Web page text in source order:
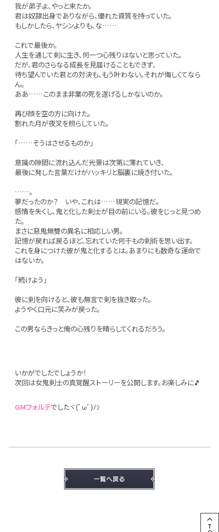
我が弟子よ、やっと来たか。
君は奴隷出身でありながら、優れた資質を持っていた。
もしかしたら、ヤシンよりも、な……
これで最後か。
人生を通して剣に生き、何一つ心残りはないと思っていた。
だが、君のさらなる成長を見届けることもできず、
待ち望んでいた君との対決も、もう叶わない。それが悔しくてなら
ん。
ああ……このまま非業の死を遂げるしかないのか。
再び顔を空の方に向けた。
割れた月が夜叉を照らしていた。
「……そうはさせるものか」
意識の隙間に流れ込んだ光景は次第に薄れていき、
最後に発した言葉だけがハッキリと脳裏に焼き付いた。
……。
夢だったのか？ いや、これは……現実の記憶だ。
感情を失くし、鬼と化した剣士が目の前にいる。彼をじっと見つめ
た。
まさに惡鬼無雙の異名に相応しい男。
記憶が戻れば戻るほど、忘れていた何千もの剣術を思い出す。
これを身につけた彼が鬼と化するとは。あまりにも数奇な運命で
はないか。
「続けよう」
彼に剣を向けると、彼も無言で剣を抜き取った。
ようやく口元に笑みが戻った。
この男ならきっと俺の心残りを晴らしてくれるだろう。
いかがでしたでしょうか！
次回は女鬼剣士の真覚醒ストーリーを公開します。お楽しみに🎵
GMフォルテでしたヾ(ﾟωﾟ)ﾉｼ